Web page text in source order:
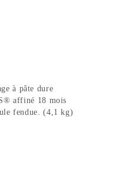
à pâte dure
affiné 18 mois
fendue. (4,1 kg)